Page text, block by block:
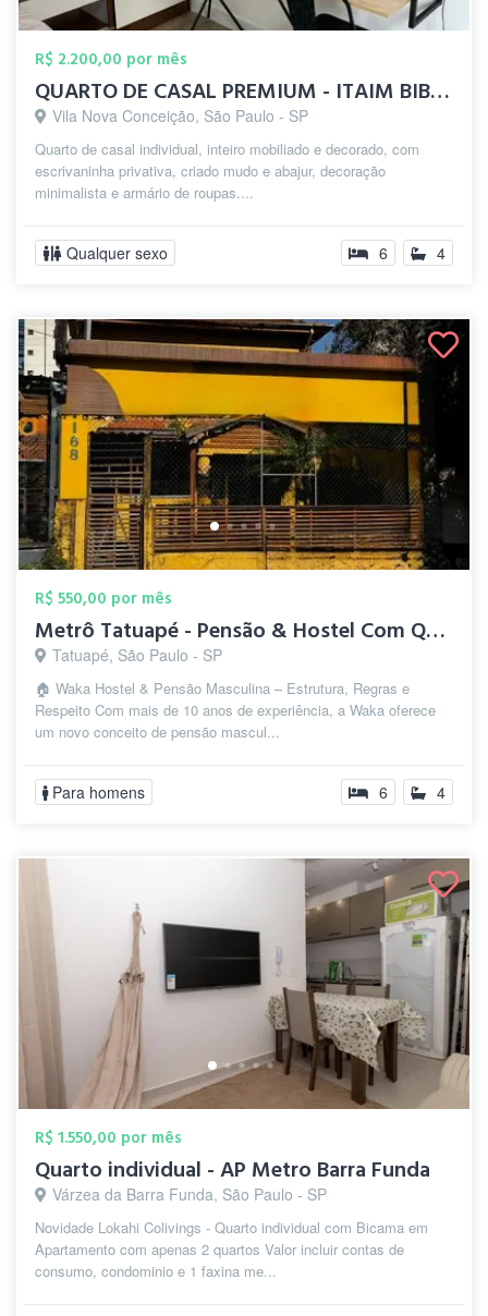
R$ 2.200,00 por mês
QUARTO DE CASAL PREMIUM - ITAIM BIBI / V...
Vila Nova Conceição, São Paulo - SP
Quarto de casal individual, inteiro mobiliado e decorado, com
escrivaninha privativa, criado mudo e abajur, decoração
minimalista e armário de roupas....
Qualquer sexo 6 4
R$ 550,00 por mês
Metrô Tatuapé - Pensão & Hostel Com Quar...
Tatuapé, São Paulo - SP
🏠 Waka Hostel & Pensão Masculina – Estrutura, Regras e
Respeito Com mais de 10 anos de experiência, a Waka oferece
um novo conceito de pensão mascul...
Para homens 6 4
R$ 1.550,00 por mês
Quarto individual - AP Metro Barra Funda
Várzea da Barra Funda, São Paulo - SP
Novidade Lokahi Colivings - Quarto individual com Bicama em
Apartamento com apenas 2 quartos Valor incluir contas de
consumo, condominio e 1 faxina me...